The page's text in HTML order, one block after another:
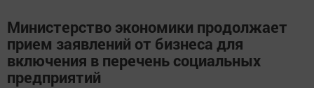
Министерство экономики продолжает
прием заявлений от бизнеса для
включения в перечень социальных
предприятий